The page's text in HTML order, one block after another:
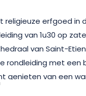
religieuze erfgoed in
van 1u30 op
van Saint-
rondleiding met een
genieten van een